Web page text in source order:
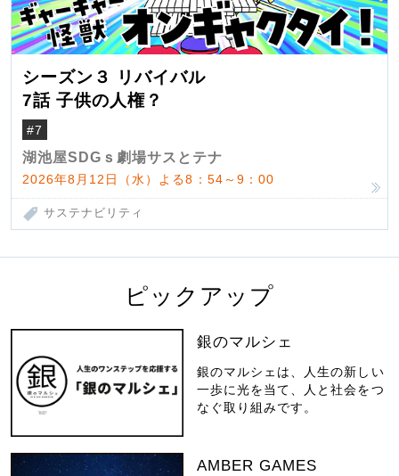
シーズン３ リバイバル
7話 子供の人権？
#7
湖池屋SDGｓ劇場サスとテナ
2026年8月12日（水）よる8：54～9：00
サステナビリティ
ピックアップ
銀のマルシェ
銀のマルシェは、人生の新しい
一歩に光を当て、人と社会をつ
なぐ取り組みです。
AMBER GAMES